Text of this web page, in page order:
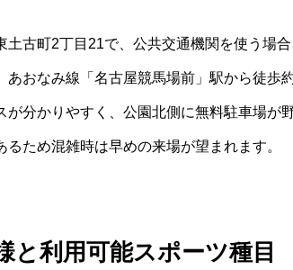
土古町2丁目21で、公共交通機関を使う場
あおなみ線「名古屋競馬場前」駅から徒歩
が分かりやすく、公園北側に無料駐車場が
るため混雑時は早めの来場が望まれます。
と利用可能スポーツ種目